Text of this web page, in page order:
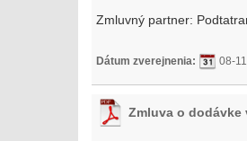
Zmluvný partner:
Dátum zverejnenia: 08-
Zmluva o